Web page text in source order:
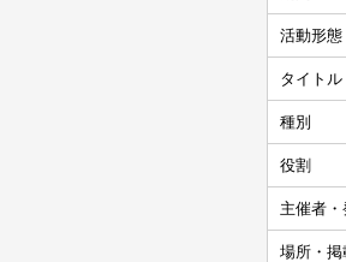
活動形態
タイトル
種別
役割
主催者
場所・掲